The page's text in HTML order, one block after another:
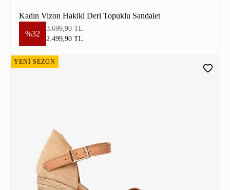
Kadın Vizon Hakiki Deri Topuklu Sandalet
%32
3.699,90 TL
2.499,90 TL
YENİ SEZON